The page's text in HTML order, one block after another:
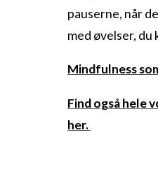
pauserne, når
med øvelser,
Mindfulness
Find også hele
her.